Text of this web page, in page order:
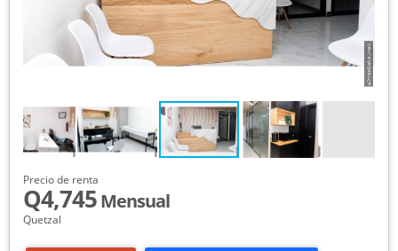
Precio de renta
Q4,745Mensual
Quetzal